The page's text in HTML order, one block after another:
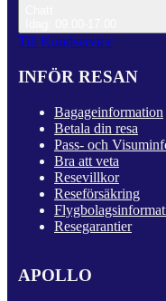
Till Kundservice
INFÖR RESAN
Bagageinformation
Betala din resa
Pass- och
Bra att veta
Resevillkor
Reseförsäkring
Resegarantier
APOLLO